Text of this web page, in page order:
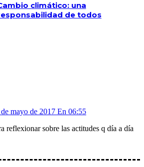
climático: una
de todos
mayo de 2017 En 06:55
reflexionar sobre las actitudes q día a día